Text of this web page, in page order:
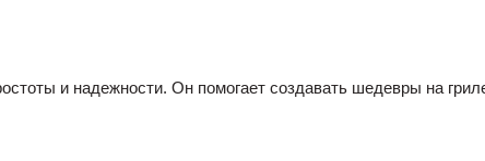
и надежности. Он помогает создавать шедевры на